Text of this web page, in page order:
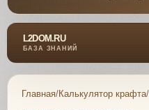
L2DOM.RU
БАЗА ЗНАНИЙ
Главная/Калькулятор крафта/